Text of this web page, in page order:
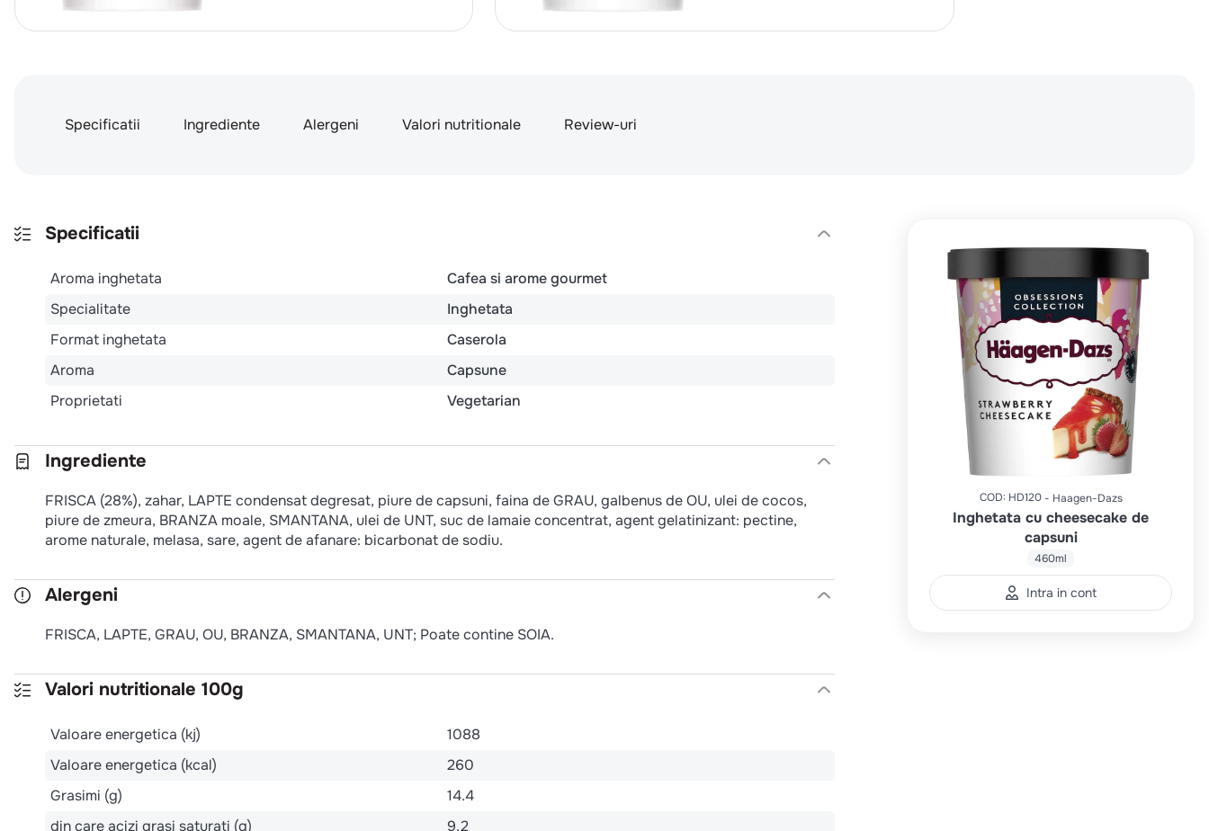
Specificatii Ingrediente Alergeni Valori nutritionale Review-uri
Specificatii
Aroma inghetata
Cafea si arome gourmet
Specialitate
Inghetata
Format inghetata
Caserola
Aroma
Capsune
Proprietati
Vegetarian
Ingrediente
FRISCA (28%), zahar, LAPTE condensat degresat, piure de capsuni, faina de GRAU, galbenus de OU, ulei de cocos,
piure de zmeura, BRANZA moale, SMANTANA, ulei de UNT, suc de lamaie concentrat, agent gelatinizant: pectine,
arome naturale, melasa, sare, agent de afanare: bicarbonat de sodiu.
Alergeni
FRISCA, LAPTE, GRAU, OU, BRANZA, SMANTANA, UNT; Poate contine SOIA.
Valori nutritionale 100g
Valoare energetica (kj)
1088
Valoare energetica (kcal)
260
Grasimi (g)
14.4
din care acizi grasi saturati (g)
9.2
COD: HD120 Haagen-Dazs
Inghetata cu cheesecake de
capsuni
460ml
Intra in cont